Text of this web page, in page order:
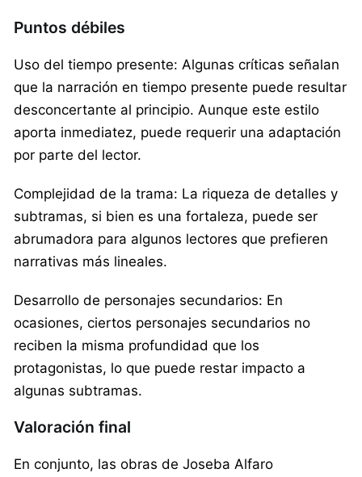
Puntos débiles
Uso del tiempo presente: Algunas críticas señalan
que la narración en tiempo presente puede resultar
desconcertante al principio. Aunque este estilo
aporta inmediatez, puede requerir una adaptación
por parte del lector.
Complejidad de la trama: La riqueza de detalles y
subtramas, si bien es una fortaleza, puede ser
abrumadora para algunos lectores que prefieren
narrativas más lineales.
Desarrollo de personajes secundarios: En
ocasiones, ciertos personajes secundarios no
reciben la misma profundidad que los
protagonistas, lo que puede restar impacto a
algunas subtramas.
Valoración final
En conjunto, las obras de Joseba Alfaro